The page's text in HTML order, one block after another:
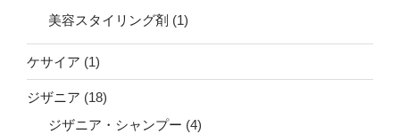
美容スタイリング剤 (1)
ケサイア (1)
ジザニア (18)
ジザニア・シャンプー (4)